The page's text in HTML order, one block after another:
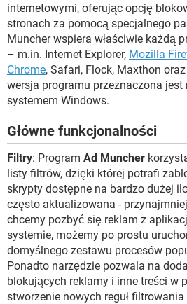
internetowymi, oferując opcję
stronach za pomocą specjalnego
Muncher wspiera właściwie każdą
– m.in. Internet Explorer, Mozilla
Chrome, Safari, Flock, Maxthon
wersja programu przeznaczona jest
systemem Windows.
Główne funkcjonalności
Filtry: Program Ad Muncher
listy filtrów, dzięki której potrafi
skrypty dostępne na bardzo dużej
często aktualizowana -
chcemy pozbyć się reklam z
systemie, możemy po prostu
domyślnego zestawu procesów
Ponadto narzędzie pozwala na
blokujących reklamy i inne treści w
stworzenie nowych reguł